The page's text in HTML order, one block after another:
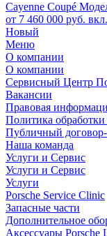
Cayenne Coupé
от 7 460 000 руб.
Новый
Меню
О компании
О компании
Сервисный Центр
Вакансии
Правовая
Политика
Публичный
Наша команда
Услуги и Сервис
Услуги и Сервис
Услуги
Porsche Service Clinic
Запасные части
Дополнительное
Аксессуары Porsche